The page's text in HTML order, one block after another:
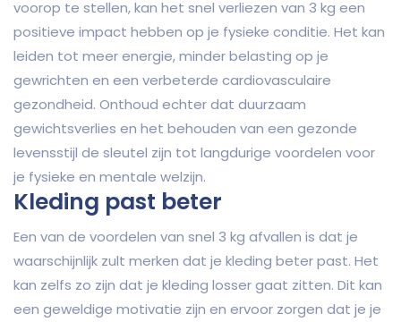
voorop te stellen, kan het snel verliezen van 3 kg een
positieve impact hebben op je fysieke conditie. Het kan
leiden tot meer energie, minder belasting op je
gewrichten en een verbeterde cardiovasculaire
gezondheid. Onthoud echter dat duurzaam
gewichtsverlies en het behouden van een gezonde
levensstijl de sleutel zijn tot langdurige voordelen voor
je fysieke en mentale welzijn.
Kleding past beter
Een van de voordelen van snel 3 kg afvallen is dat je
waarschijnlijk zult merken dat je kleding beter past. Het
kan zelfs zo zijn dat je kleding losser gaat zitten. Dit kan
een geweldige motivatie zijn en ervoor zorgen dat je je